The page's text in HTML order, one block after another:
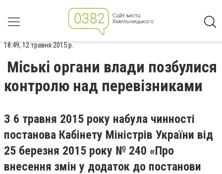
18:49, 12 травня 2015 р.
Міські органи влади позбулися
контролю над перевізниками
З 6 травня 2015 року набула чинності
постанова Кабінету Міністрів України від
25 березня 2015 року № 240 «Про
внесення змін у додаток до постанови